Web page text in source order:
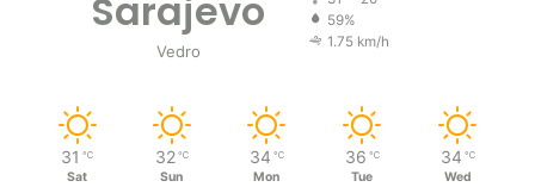
Sarajevo
Vedro
59%
1.75 km/h
31 ℃
Sat
32 ℃
Sun
34 ℃
Mon
36 ℃
Tue
34 ℃
Wed